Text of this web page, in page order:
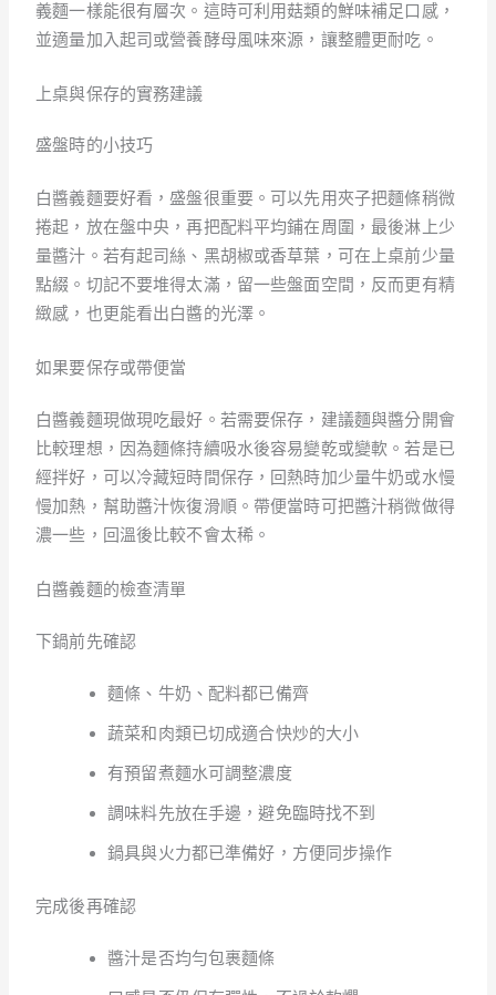
義麵一樣能很有層次。這時可利用菇類的鮮味補足口感，
並適量加入起司或營養酵母風味來源，讓整體更耐吃。
上桌與保存的實務建議
盛盤時的小技巧
白醬義麵要好看，盛盤很重要。可以先用夾子把麵條稍微
捲起，放在盤中央，再把配料平均鋪在周圍，最後淋上少
量醬汁。若有起司絲、黑胡椒或香草葉，可在上桌前少量
點綴。切記不要堆得太滿，留一些盤面空間，反而更有精
緻感，也更能看出白醬的光澤。
如果要保存或帶便當
白醬義麵現做現吃最好。若需要保存，建議麵與醬分開會
比較理想，因為麵條持續吸水後容易變乾或變軟。若是已
經拌好，可以冷藏短時間保存，回熱時加少量牛奶或水慢
慢加熱，幫助醬汁恢復滑順。帶便當時可把醬汁稍微做得
濃一些，回溫後比較不會太稀。
白醬義麵的檢查清單
下鍋前先確認
麵條、牛奶、配料都已備齊
蔬菜和肉類已切成適合快炒的大小
有預留煮麵水可調整濃度
調味料先放在手邊，避免臨時找不到
鍋具與火力都已準備好，方便同步操作
完成後再確認
醬汁是否均勻包裹麵條